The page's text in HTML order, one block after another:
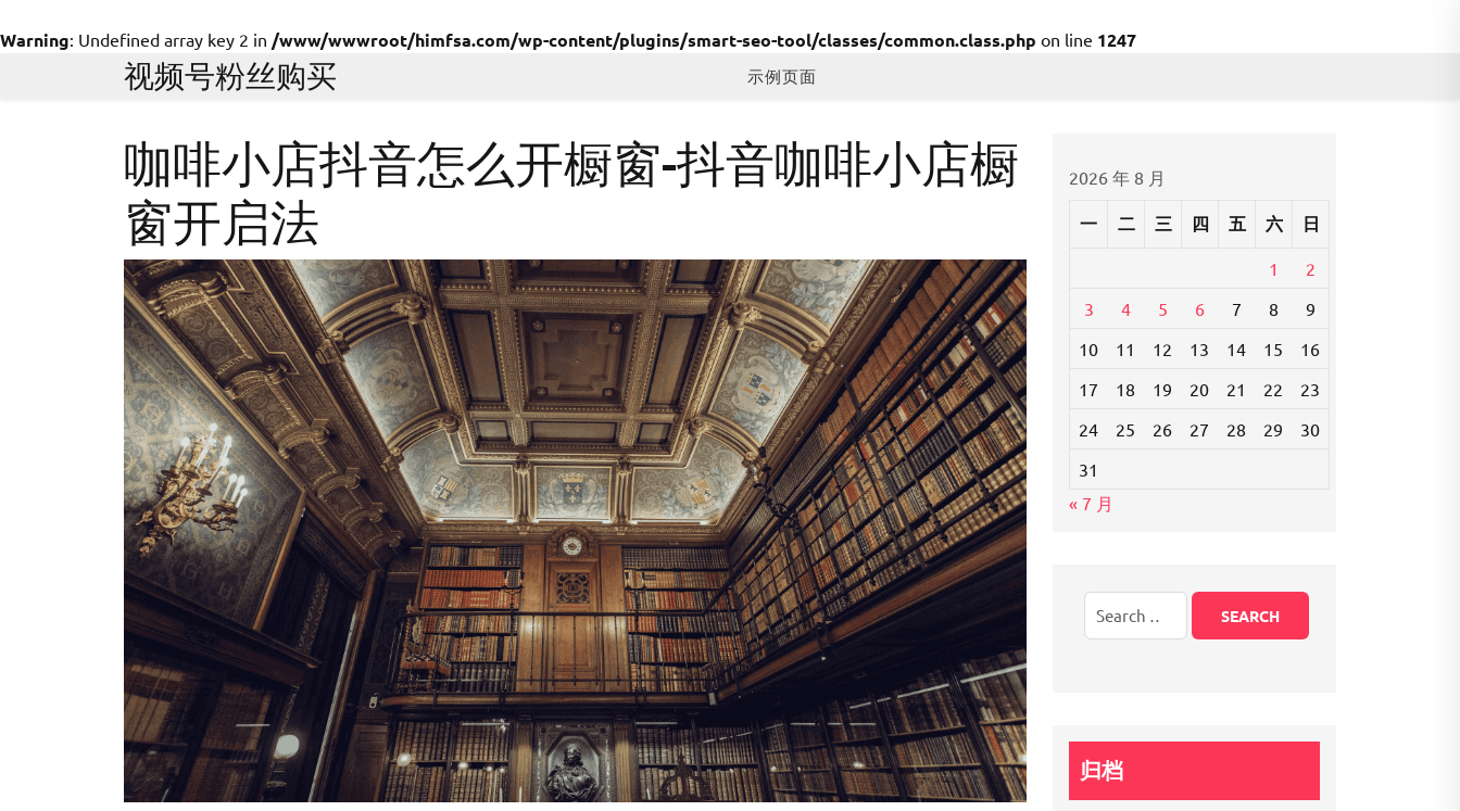
Warning: Undefined array key 2 in /www/wwwroot/himfsa.com/wp-content/plugins/smart-seo-tool/classes/common.class.php on line 1247
视频号粉丝购买 示例页面
咖啡小店抖音怎么开橱窗-抖音咖啡小店橱
窗开启法
2026 年 8 月
一 二 三 四 五 六 日
1
2
3
4 5 6 7 8
9
10
11 12 13 14 15
16
17
18 19 20 21 22
23
24
25 26 27 28 29
30
31
« 7 月
归档